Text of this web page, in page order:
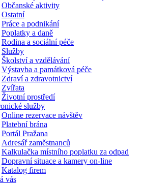
Občanské aktivity
Ostatní
Práce a podnikání
Poplatky a daně
Rodina a sociální péče
Služby
Školství a vzdělávání
Výstavba a památková péče
Zdraví a zdravotnictví
Zvířata
Životní prostředí
služby
Online rezervace návštěv
Platební brána
Portál Pražana
Adresář zaměstnanců
Kalkulačka místního poplatku za odpad
Dopravní situace a kamery on-line
Katalog firem
vás